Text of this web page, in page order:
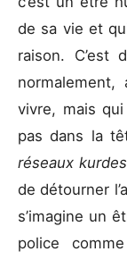
de sa vie et
raison. C’est
normalement,
vivre, mais
pas dans la
réseaux kurdes
de détourner
s’imagine un
police